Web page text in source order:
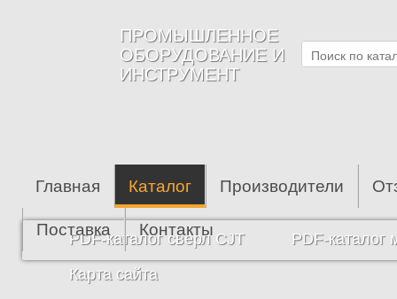
ПРОМЫШЛЕННОЕ
ОБОРУДОВАНИЕ И
ИНСТРУМЕНТ
Главная Каталог Производители
Поставка Контакты
PDF-каталог сверл CJT
PDF-каталог
Карта сайта